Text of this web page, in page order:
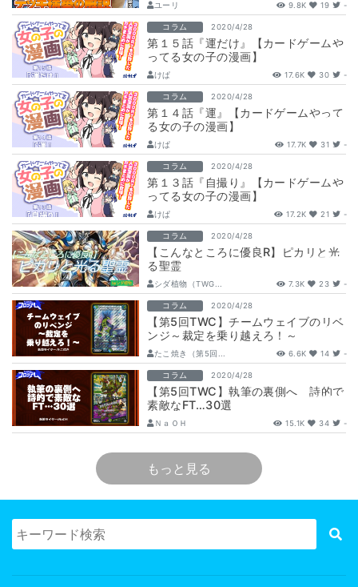
ユーリ 9.8K 19 -
コラム 2020/4/28
第１５話『運だけ』【カードゲームや
ってる女の子の漫画】
けぱ 17.6K 30 -
コラム 2020/4/28
第１４話『運』【カードゲームやって
る女の子の漫画】
けぱ 17.7K 31 -
コラム 2020/4/28
第１３話『自撮り』【カードゲームや
ってる女の子の漫画】
けぱ 17.2K 21 -
コラム 2020/4/28
【こんなところに優良R】ピカリと光
る聖霊
シダ植物（TWG... 7.3K 23 -
コラム 2020/4/28
【第5回TWC】チームウェイブのリベ
ンジ～裁定を乗り越えろ！～
たこ焼き（第5回... 6.6K 14 -
コラム 2020/4/28
【第5回TWC】執筆の裏側へ 詩的で
素敵なFT…30選
ＮａＯＨ 15.1K 34 -
もっと見る